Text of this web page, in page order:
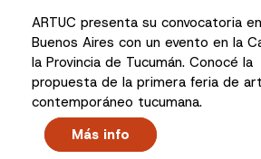
ARTUC presenta su convocatoria en
Buenos Aires con un evento en la
la Provincia de Tucumán. Conocé la
propuesta de la primera feria de
contemporáneo tucumana.
Más info